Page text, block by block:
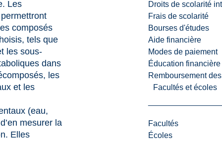
Droits de scolarité
Frais de scolarité
Bourses d'études
Aide financière
Modes de paiement
Éducation financière
Remboursement
Facultés et écoles
Facultés
Écoles
Les
composés
, tels que
les sous-
dans
les
et les
(eau,
mesurer la
Elles